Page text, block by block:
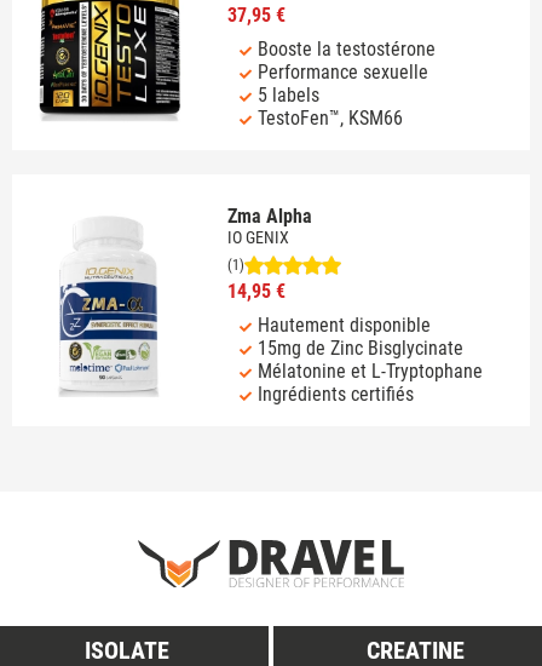
37,95 €
Booste la testostérone
Performance sexuelle
5 labels
TestoFen™, KSM66
Zma Alpha
IO GENIX
(1)
14,95 €
Hautement disponible
15mg de Zinc Bisglycinate
Mélatonine et L-Tryptophane
Ingrédients certifiés
ISOLATE
CREATINE